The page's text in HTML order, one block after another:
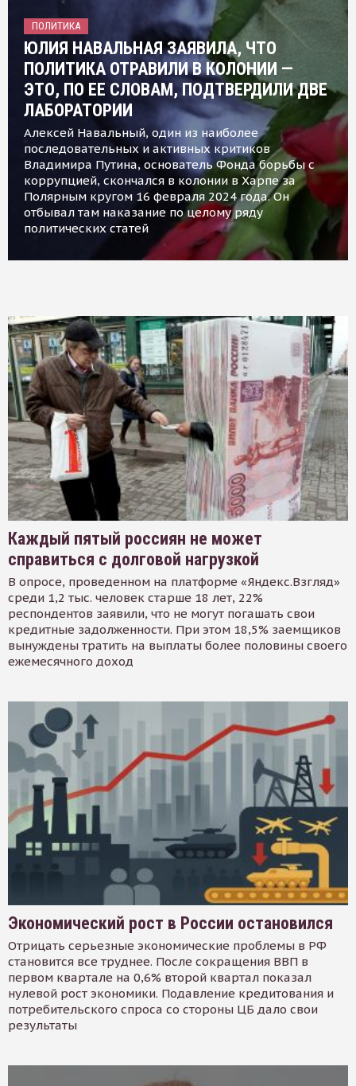
ПОЛИТИКА
ЮЛИЯ НАВАЛЬНАЯ ЗАЯВИЛА, ЧТО
ПОЛИТИКА ОТРАВИЛИ В КОЛОНИИ —
ЭТО, ПО ЕЕ СЛОВАМ, ПОДТВЕРДИЛИ ДВЕ
ЛАБОРАТОРИИ
Алексей Навальный, один из наиболее
последовательных и активных критиков
Владимира Путина, основатель Фонда борьбы с
коррупцией, скончался в колонии в Харпе за
Полярным кругом 16 февраля 2024 года. Он
отбывал там наказание по целому ряду
политических статей
Каждый пятый россиян не может
справиться с долговой нагрузкой
В опросе, проведенном на платформе «Яндекс.Взгляд»
среди 1,2 тыс. человек старше 18 лет, 22%
респондентов заявили, что не могут погашать свои
кредитные задолженности. При этом 18,5% заемщиков
вынуждены тратить на выплаты более половины своего
ежемесячного доход
Экономический рост в России остановился
Отрицать серьезные экономические проблемы в РФ
становится все труднее. После сокращения ВВП в
первом квартале на 0,6% второй квартал показал
нулевой рост экономики. Подавление кредитования и
потребительского спроса со стороны ЦБ дало свои
результаты